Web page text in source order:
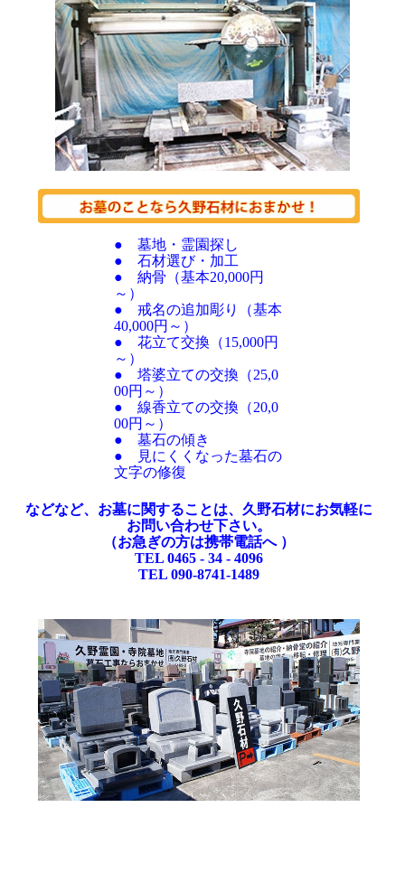
お買い物
● 墓地・霊園探し
● 石材選び・加工
● 納骨（基本20,000円
～）
● 戒名の追加彫り（基本
40,000円～）
● 花立て交換（15,000円
～）
● 塔婆立ての交換（25,0
00円～）
● 線香立ての交換（20,0
00円～）
● 墓石の傾き
● 見にくくなった墓石の
文字の修復
などなど、お墓に関することは、久野石材にお気軽に
お問い合わせ下さい。
（お急ぎの方は携帯電話へ ）
TEL 0465 - 34 - 4096
TEL 090-8741-1489